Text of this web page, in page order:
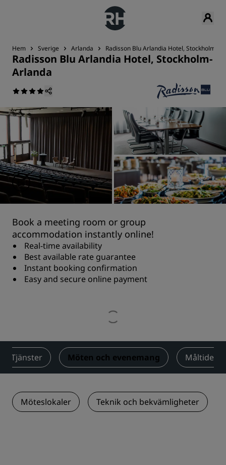
Hem Sverige Arlanda Radisson Blu Arlandia Hotel, Stockholm-
Radisson Blu Arlandia Hotel, Stockholm-
Arlanda
Book a meeting room or group
accommodation instantly online!
Real-time availability
Best available rate guarantee
Instant booking confirmation
Easy and secure online payment
Tjänster Möten och evenemang Måltider
Möteslokaler Teknik och bekvämligheter